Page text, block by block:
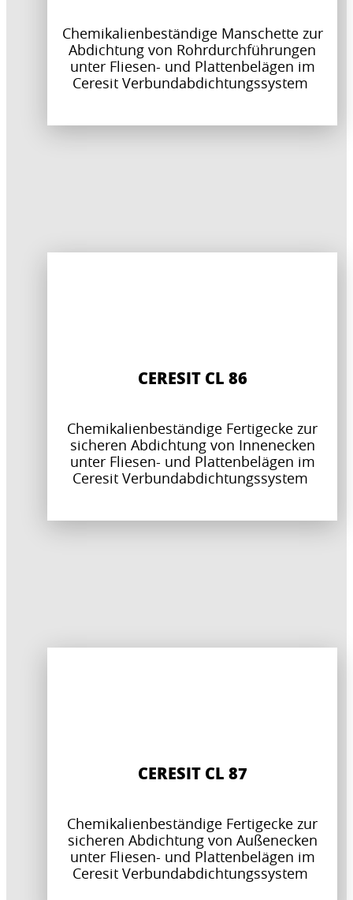
Chemikalienbeständige Manschette zur
Abdichtung von Rohrdurchführungen
unter Fliesen- und Plattenbelägen im
Ceresit Verbundabdichtungssystem
CERESIT CL 86
Chemikalienbeständige Fertigecke zur
sicheren Abdichtung von Innenecken
unter Fliesen- und Plattenbelägen im
Ceresit Verbundabdichtungssystem
CERESIT CL 87
Chemikalienbeständige Fertigecke zur
sicheren Abdichtung von Außenecken
unter Fliesen- und Plattenbelägen im
Ceresit Verbundabdichtungssystem